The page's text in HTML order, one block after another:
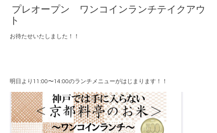
プレオープン ワンコインランチテイクアウ
ト
お待たせいたしました！！
明日より11:00〜14:00のランチメニューがはじまります！！